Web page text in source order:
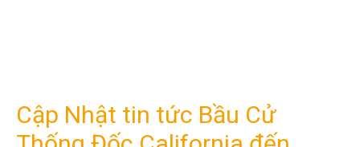
Cập Nhật tin tức Bầu Cử